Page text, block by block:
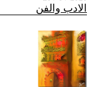
الادب والفن